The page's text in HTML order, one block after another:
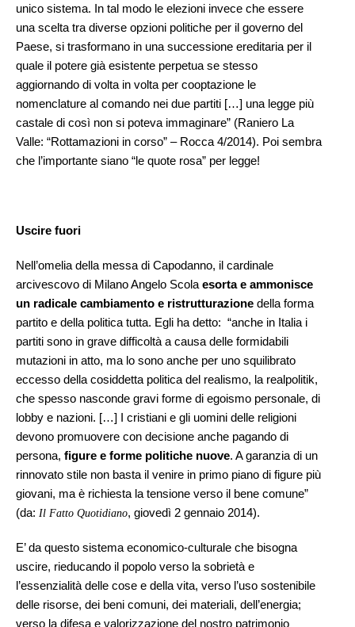
unico sistema. In tal modo le elezioni invece che essere
una scelta tra diverse opzioni politiche per il governo del
Paese, si trasformano in una successione ereditaria per il
quale il potere già esistente perpetua se stesso
aggiornando di volta in volta per cooptazione le
nomenclature al comando nei due partiti […] una legge più
castale di così non si poteva immaginare” (Raniero La
Valle: “Rottamazioni in corso” – Rocca 4/2014). Poi sembra
che l’importante siano “le quote rosa” per legge!
Uscire fuori
Nell’omelia della messa di Capodanno, il cardinale
arcivescovo di Milano Angelo Scola esorta e ammonisce
un radicale cambiamento e ristrutturazione della forma
partito e della politica tutta. Egli ha detto: “anche in Italia i
partiti sono in grave difficoltà a causa delle formidabili
mutazioni in atto, ma lo sono anche per uno squilibrato
eccesso della cosiddetta politica del realismo, la realpolitik,
che spesso nasconde gravi forme di egoismo personale, di
lobby e nazioni. […] I cristiani e gli uomini delle religioni
devono promuovere con decisione anche pagando di
persona, figure e forme politiche nuove. A garanzia di un
rinnovato stile non basta il venire in primo piano di figure più
giovani, ma è richiesta la tensione verso il bene comune”
(da: Il Fatto Quotidiano, giovedì 2 gennaio 2014).
E’ da questo sistema economico-culturale che bisogna
uscire, rieducando il popolo verso la sobrietà e
l’essenzialità delle cose e della vita, verso l’uso sostenibile
delle risorse, dei beni comuni, dei materiali, dell’energia;
verso la difesa e valorizzazione del nostro patrimonio